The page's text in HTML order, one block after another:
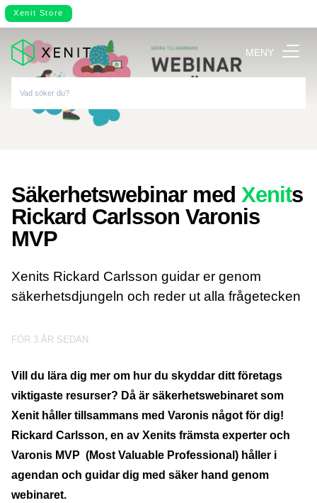
Xenit Store
MENY
Säkerhetswebinar med Xenits
Rickard Carlsson Varonis
MVP
Xenits Rickard Carlsson guidar er genom
säkerhetsdjungeln och reder ut alla frågetecken
FÖR 3 ÅR SEDAN
Vill du lära dig mer om hur du skyddar ditt företags
viktigaste resurser? Då är säkerhetswebinaret som
Xenit håller tillsammans med Varonis något för dig!
Rickard Carlsson, en av Xenits främsta experter och
Varonis MVP (Most Valuable Professional) håller i
agendan och guidar dig med säker hand genom
webinaret.